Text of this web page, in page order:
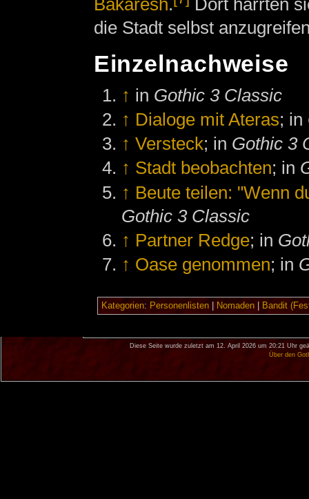
Bakaresh.
Dort harrten
die Stadt selbst
Einzelnachweise
↑ in Gothic 3 Classic
↑ Dialoge mit Ateras; in
↑ Versteck; in Gothic 3
↑ Stadt beobachten; in
↑ Beute teilen: "Wenn
Gothic 3 Classic
↑ Partner Redge; in
↑ Oase genommen; in
Kategorien: Personenlisten| Nomaden| Bandit
Diese Seite wurde zuletzt am 12. April 2026 um 20:21 Uhr
Über den